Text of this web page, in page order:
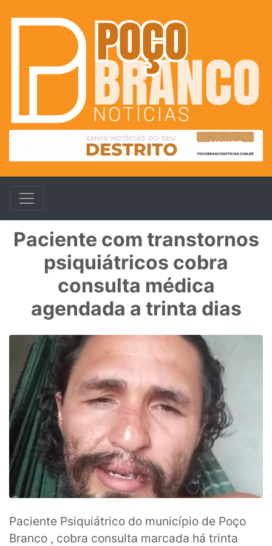
Paciente com transtornos
psiquiátricos cobra
consulta médica
agendada a trinta dias
Paciente Psiquiátrico do município de Poço
Branco , cobra consulta marcada há trinta